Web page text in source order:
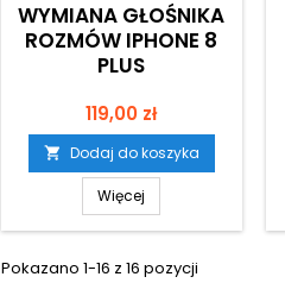
WYMIANA GŁOŚNIKA
ROZMÓW IPHONE 8
PLUS
Cena
119,00 zł
 Dodaj do koszyka
Więcej
Pokazano 1-16 z 16 pozycji